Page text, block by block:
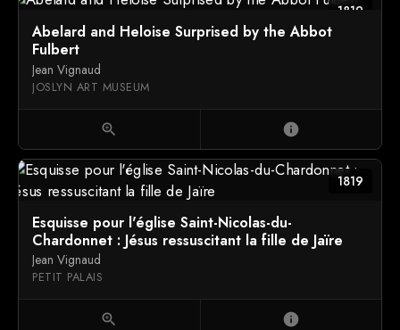
1819
Abelard and Heloise Surprised by the Abbot
Fulbert
Jean Vignaud
JOSLYN ART MUSEUM
zoom_in info
1819
Esquisse pour l'église Saint-Nicolas-du-
Chardonnet : Jésus ressuscitant la fille de Jaïre
Jean Vignaud
PETIT PALAIS
zoom_in info